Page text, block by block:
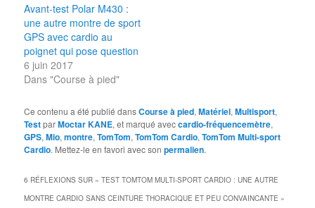
Avant-test Polar M430 :
une autre montre de sport
GPS avec cardio au
poignet qui pose question
6 juin 2017
Dans "Course à pied"
Ce contenu a été publié dansCourse à pied,Matériel,Multisport,
TestparMoctar KANE, et marqué aveccardio-fréquencemètre,
GPS,Mio,montre,TomTom,TomTom Cardio,TomTom Multi-sport
Cardio. Mettez-le en favori avec sonpermalien.
6 RÉFLEXIONS SUR «TEST TOMTOM MULTI-SPORT CARDIO : UNE AUTRE
MONTRE CARDIO SANS CEINTURE THORACIQUE ET PEU CONVAINCANTE »